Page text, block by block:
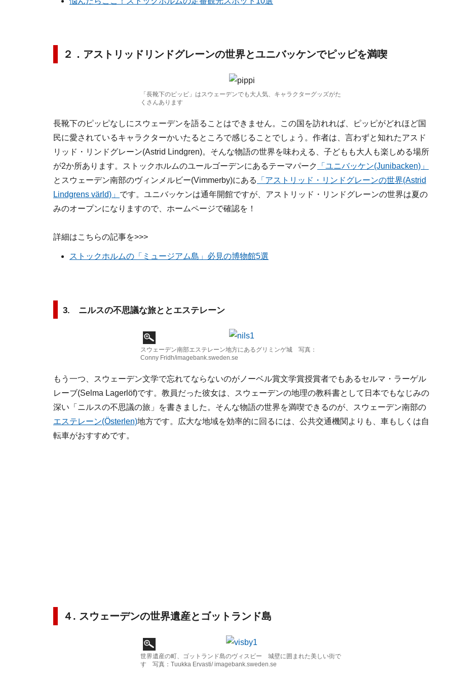
２．アストリッドリンドグレーンの世界とユニバッケンでピッピを満喫
「長靴下のピッピ」はスウェーデンでも大人気、キャラクターグッズがた
くさんあります
長靴下のピッピなしにスウェーデンを語ることはできません。この国を訪れれば、ピッピがどれほど国
民に愛されているキャラクターかいたるところで感じることでしょう。作者は、言わずと知れたアスド
リッド・リンドグレーン(Astrid Lindgren)。そんな物語の世界を味わえる、子どもも大人も楽しめる場所
が2か所あります。ストックホルムのユールゴーデンにあるテーマパーク
「ユニバッケン(Junibacken)」
とスウェーデン南部のヴィンメルビー(Vimmerby)にある
「アストリッド・リンドグレーンの世界(Astrid
Lindgrens värld)」 です。ユニバッケンは通年開館ですが、アストリッド・リンドグレーンの世界は夏の
みのオープンになりますので、ホームページで確認を！
詳細はこちらの記事を>>>
ストックホルムの「ミュージアム島」必見の博物館5選
3. ニルスの不思議な旅ととエステレーン
スウェーデン南部エステレーン地方にあるグリミンゲ城 写真：
Conny Fridh/imagebank.sweden.se
もう一つ、スウェーデン文学で忘れてならないのがノーベル賞文学賞授賞者でもあるセルマ・ラーゲル
レーブ(Selma Lagerlöf)です。教員だった彼女は、スウェーデンの地理の教科書として日本でもなじみの
深い「ニルスの不思議の旅」を書きました。そんな物語の世界を満喫できるのが、スウェーデン南部の
エステレーン(Österlen)地方です。広大な地域を効率的に回るには、公共交通機関よりも、車もしくは自
転車がおすすめです。
４. スウェーデンの世界遺産とゴットランド島
世界遺産の町、ゴットランド島のヴィスビー 城壁に囲まれた美しい街で
す 写真：Tuukka Ervasti/ imagebank.sweden.se